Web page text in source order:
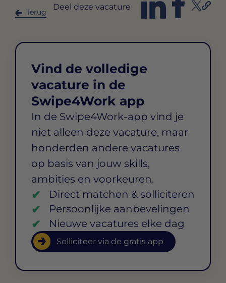
Terug
Deel deze vacature
Vind de volledige
vacature in de
Swipe4Work app
In de Swipe4Work-app vind je
niet alleen deze vacature, maar
honderden andere vacatures
op basis van jouw skills,
ambities en voorkeuren.
Direct matchen & solliciteren
Persoonlijke aanbevelingen
Nieuwe vacatures elke dag
Solliciteer via de gratis app